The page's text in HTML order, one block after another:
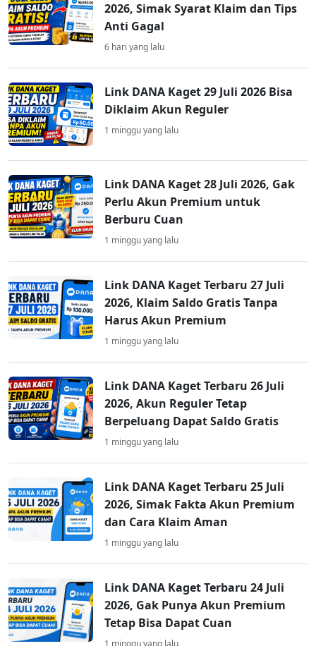
2026, Simak Syarat Klaim dan Tips
Anti Gagal
6 hari yang lalu
Link DANA Kaget 29 Juli 2026 Bisa
Diklaim Akun Reguler
1 minggu yang lalu
Link DANA Kaget 28 Juli 2026, Gak
Perlu Akun Premium untuk
Berburu Cuan
1 minggu yang lalu
Link DANA Kaget Terbaru 27 Juli
2026, Klaim Saldo Gratis Tanpa
Harus Akun Premium
1 minggu yang lalu
Link DANA Kaget Terbaru 26 Juli
2026, Akun Reguler Tetap
Berpeluang Dapat Saldo Gratis
1 minggu yang lalu
Link DANA Kaget Terbaru 25 Juli
2026, Simak Fakta Akun Premium
dan Cara Klaim Aman
1 minggu yang lalu
Link DANA Kaget Terbaru 24 Juli
2026, Gak Punya Akun Premium
Tetap Bisa Dapat Cuan